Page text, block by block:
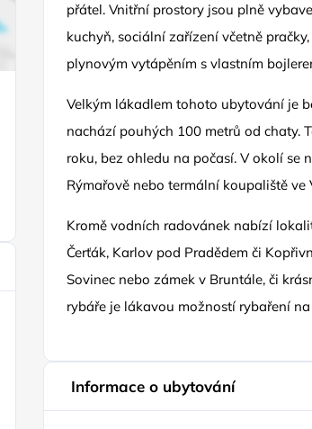
přátel. Vnitřní prostory jsou plně
kuchyň, sociální zařízení včetně
plynovým vytápěním s vlastním
Velkým lákadlem tohoto ubytování je
nachází pouhých 100 metrů od chaty.
roku, bez ohledu na počasí. V okolí se
Rýmařově nebo termální koupaliště ve
Kromě vodních radovánek nabízí
Čerťák, Karlov pod Pradědem či
Sovinec nebo zámek v Bruntále, či
rybáře je lákavou možností rybaření
Informace o ubytování